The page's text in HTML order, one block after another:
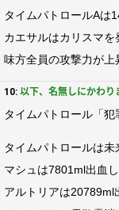
タイムパトロールAは
カエサルはカリスマを
味方全員の攻撃力が上
10: 以下、名無しにかわ
タイムパトロール「犯
タイムパトロールは未
マシュは7801ml出血し
アルトリアは20789ml